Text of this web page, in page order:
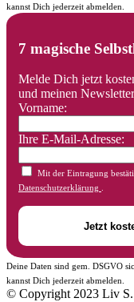
kannst Dich jederzeit abmelden.
7 magische
Melde Dich jetzt
und meinen
Vorname:
Ihre E-Mail-Adresse:
Mit der Eintragung
Datenschutzerklärung
Deine Daten sind gem. DSGVO
kannst Dich jederzeit abmelden.
© Copyright 2023 Liv